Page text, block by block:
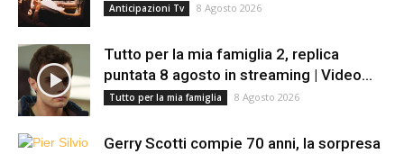
Anticipazioni Tv 8 Agosto 2026
Tutto per la mia famiglia 2, replica
puntata 8 agosto in streaming | Video...
Tutto per la mia famiglia 8 Agosto 2026
Gerry Scotti compie 70 anni, la sorpresa